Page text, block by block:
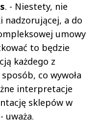
. - Niestety, nie
nadzorującej, a do
umowy
to będzie
każdego z
co wywoła
interpretacje
sklepów w
uważa.